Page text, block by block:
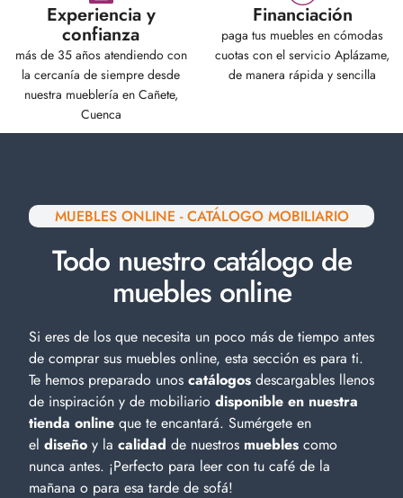
Experiencia y
confianza
más de 35 años atendiendo con
la cercanía de siempre desde
nuestra mueblería en Cañete,
Cuenca
Financiación
paga tus muebles en cómodas
cuotas con el servicio Aplázame,
de manera rápida y sencilla
MUEBLES ONLINE - CATÁLOGO MOBILIARIO
Todo nuestro catálogo de
muebles online
Si eres de los que necesita un poco más de tiempo antes
de comprar sus muebles online, esta sección es para ti.
Te hemos preparado unos catálogos descargables llenos
de inspiración y de mobiliario disponible en nuestra
tienda online que te encantará. Sumérgete en
el diseño y la calidad de nuestros muebles como
nunca antes. ¡Perfecto para leer con tu café de la
mañana o para esa tarde de sofá!